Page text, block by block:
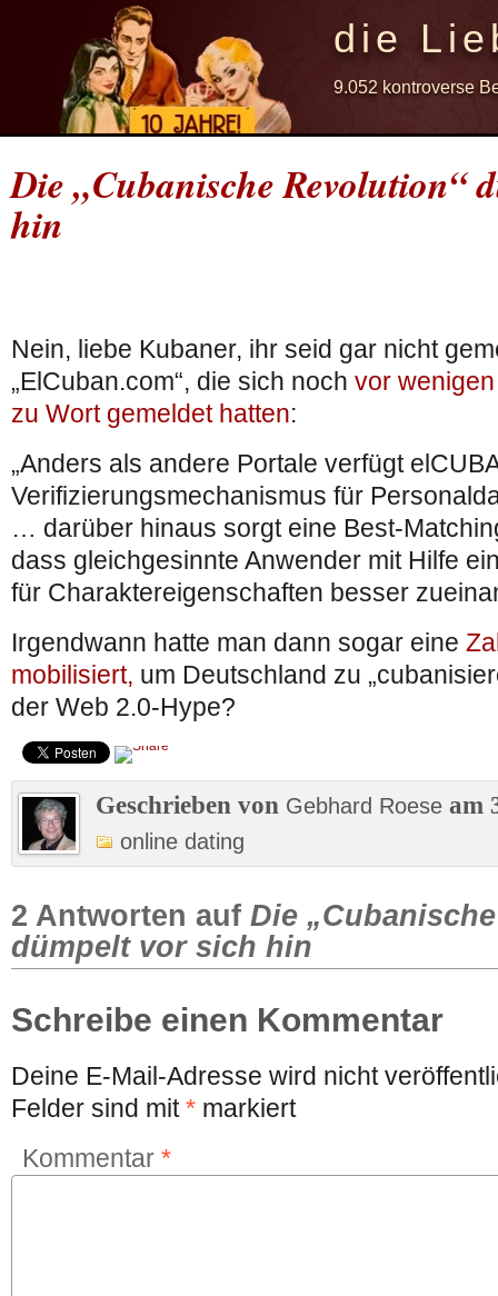
die
9.052 kontroverse
Die „Cubanische Revolution“
hin
Nein, liebe Kubaner, ihr seid gar nicht
„ElCuban.com“, die sich noch vor
zu Wort gemeldet hatten:
„Anders als andere Portale verfügt
Verifizierungsmechanismus für
… darüber hinaus sorgt eine Best-
dass gleichgesinnte Anwender mit Hilfe
für Charaktereigenschaften besser
Irgendwann hatte man dann sogar eine
mobilisiert, um Deutschland zu
der Web 2.0-Hype?
Geschrieben von Gebhard Roese am
online dating
2 Antworten auf Die
dümpelt vor sich hin
Schreibe einen Kommentar
Deine E-Mail-Adresse wird nicht
Felder sind mit* markiert
Kommentar *